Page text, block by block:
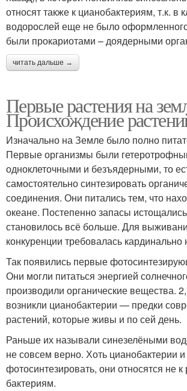
относят также к цианобактериям, т.к. в
водорослей еще не было
были прокариотами – доядерными
читать дальше →
Первые растения на
Происхождение
Изначально на Земле было полно
Первые организмы были
одноклеточными и безъядерными, то
самостоятельно синтезировать
соединения. Они питались тем, что
океане. Постепенно запасы
становилось всё больше. Для
конкуренции требовалась кардинально
Так появились первые
Они могли питаться энергией
производили органические вещества.
возникли цианобактерии — предки
растений, которые живы и по сей день.
Раньше их называли синезелёными
не совсем верно. Хоть цианобактерии
фотосинтезировать, они относятся не
бактериям.